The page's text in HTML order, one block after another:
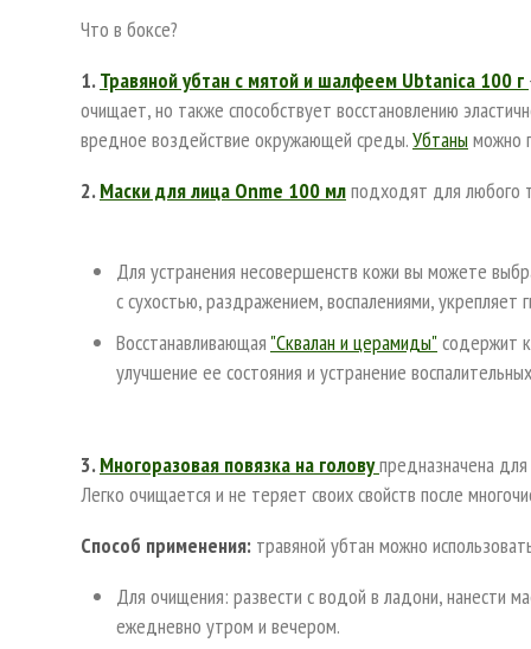
Что в боксе?
1.Травяной убтан с мятой и шалфеем Ubtanica 100 г
очищает, но также способствует восстановлению
вредное воздействие окружающей среды.Убтаны можно
2.Маски для лица Onme 100 млподходят для любого
Для устранения несовершенств кожи вы можете
с сухостью, раздражением, воспалениями,
Восстанавливающая "Сквалан и церамиды"содержит
улучшение ее состояния и устранение
3.Многоразовая повязка на головупредназначена
Легко очищается и не теряет своих свойств после
Способ применения: травяной убтан можно
Для очищения: развести с водой в ладони, нанести
ежедневно утром и вечером.